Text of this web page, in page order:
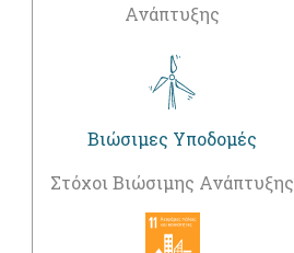
Ανάπτυξης
Βιώσιμες Υποδομές
Στόχοι Βιώσιμης Ανάπτυξης